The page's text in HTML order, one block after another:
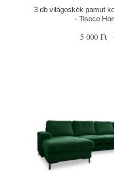
3 db világoskék pamut
- Tiseco
5 000 Ft